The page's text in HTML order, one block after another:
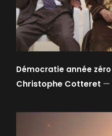
Démocratie année zéro
Christophe Cotteret —